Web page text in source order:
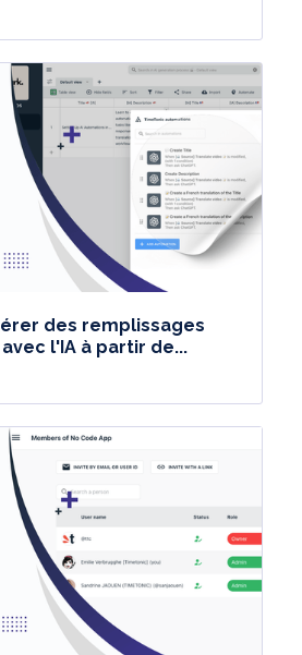
des remplissages
l'IA à partir de...